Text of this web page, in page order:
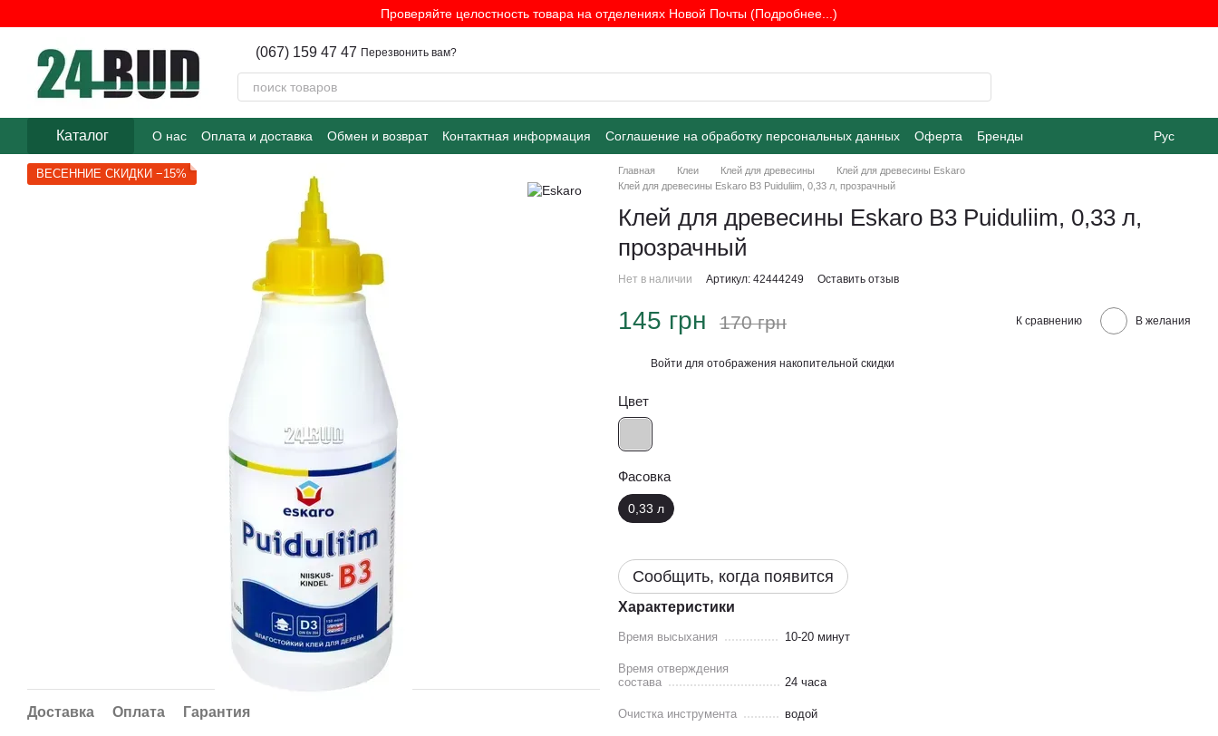
Проверяйте целостность товара на отделениях Новой Почты (Подробнее...)
(067) 159 47 47 Перезвонить вам?
Каталог О нас Оплата и доставка Обмен и возврат Контактная информация Соглашение на обработку персональных данных Оферта Бренды Рус
ВЕСЕННИЕ СКИДКИ −15%
Доставка Оплата Гарантия
Главная Клеи Клей для древесины
Клей для древесины Eskaro
Клей для древесины Eskaro B3 Puiduliim, 0,33 л, прозрачный
Клей для древесины Eskaro B3 Puiduliim, 0,33 л,
прозрачный
Нет в наличии Артикул: 42444249 Оставить отзыв
145 грн 170 грн К сравнению В желания
Войти для отображения накопительной скидки
Цвет
Фасовка
0,33 л
Сообщить, когда появится
Характеристики
Время высыхания 10-20 минут
Время отверждения
состава
24 часа
Очистка инструмента водой